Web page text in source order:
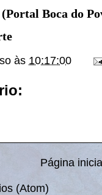
Boca do
às 10:17:00
Página
(Atom)